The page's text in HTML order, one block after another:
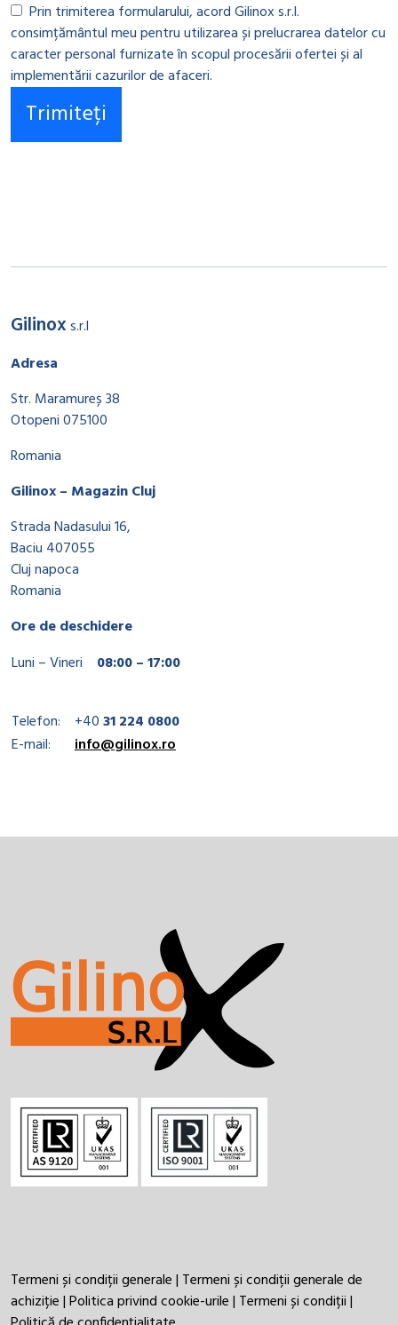
Prin trimiterea formularului, acord Gilinox s.r.l.
consimțământul meu pentru utilizarea și prelucrarea datelor cu
caracter personal furnizate în scopul procesării ofertei și al
implementării cazurilor de afaceri.
Gilinoxs.r.l
Adresa
Str. Maramureș 38
Otopeni 075100
Romania
Gilinox – Magazin Cluj
Strada Nadasului 16,
Baciu 407055
Cluj napoca
Romania
Ore de deschidere
Luni – Vineri
08:00 – 17:00
Telefon: +4031 224 0800
E-mail:
info@gilinox.ro
Termeni și condiții generale| Termeni și condiții generale de
achiziție|Politica privind cookie-urile| Termeni și condiții|